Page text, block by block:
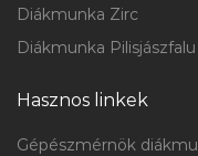
Diákmunka Zirc
Diákmunka Pilisjászfalu
Hasznos linkek
Gépészmérnök